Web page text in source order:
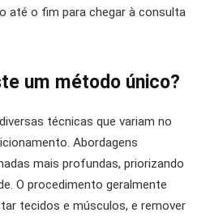
até o fim para chegar à consulta
um método único?
técnicas que variam no
Abordagens
mais profundas, priorizando
O procedimento geralmente
tecidos e músculos, e remover